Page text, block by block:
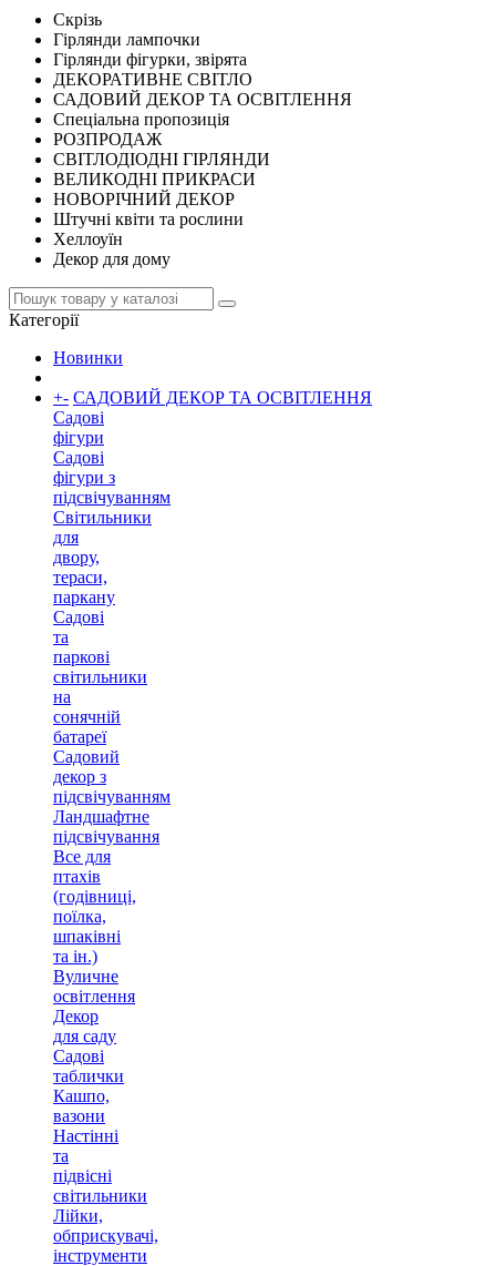
Скрізь
Гірлянди лампочки
Гірлянди фігурки, звірята
ДЕКОРАТИВНЕ СВІТЛО
САДОВИЙ ДЕКОР ТА ОСВІТЛЕННЯ
Спеціальна пропозиція
РОЗПРОДАЖ
СВІТЛОДІОДНІ ГІРЛЯНДИ
ВЕЛИКОДНІ ПРИКРАСИ
НОВОРІЧНИЙ ДЕКОР
Штучні квіти та рослини
Хеллоуїн
Декор для дому
Категорії
Новинки
+- САДОВИЙ ДЕКОР ТА ОСВІТЛЕННЯ
Садові
фігури
Садові
фігури з
підсвічуванням
Світильники
для
двору,
тераси,
паркану
Садові
та
паркові
світильники
на
сонячній
батареї
Садовий
декор з
підсвічуванням
Ландшафтне
підсвічування
Все для
птахів
(годівниці,
поїлка,
шпаківні
та ін.)
Вуличне
освітлення
Декор
для саду
Садові
таблички
Кашпо,
вазони
Настінні
та
підвісні
світильники
Лійки,
обприскувачі,
інструменти